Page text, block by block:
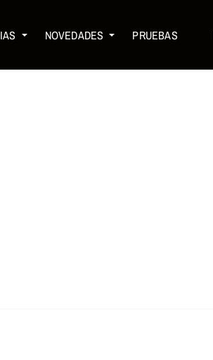
NOVEDADES PRUEBAS